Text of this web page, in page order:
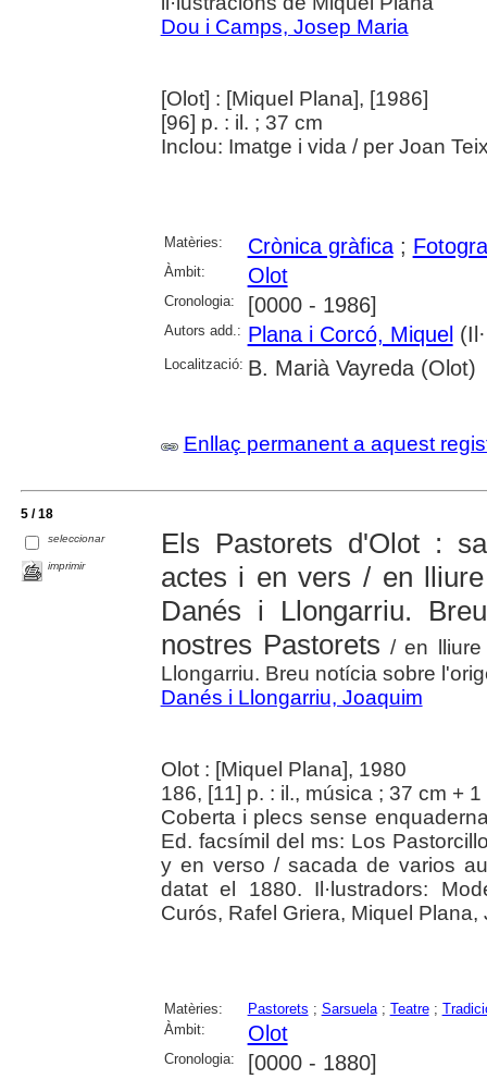
Dou i Camps, Josep Maria
[Olot] : [Miquel Plana], [1986]
[96] p. : il. ; 37 cm
Inclou: Imatge i vida / per Joan
Matèries: Crònica gràfica;
Àmbit: Olot
Cronologia: [0000 - 1986]
Autors add.: Plana i Corcó, Miquel
Localització: B. Marià Vayreda (Olot)
Enllaç permanent a aquest
5 / 18
seleccionar
imprimir
Els Pastorets d'Olot :
actes i en vers / en
Danés i Llongarriu.
nostres Pastorets / en
Llongarriu. Breu notícia sobre
Danés i Llongarriu, Joaquim
Olot : [Miquel Plana], 1980
186, [11] p. : il., música ; 37 cm +
Coberta i plecs sense
Ed. facsímil del ms: Los
y en verso / sacada de varios
datat el 1880. Il·lustradors:
Curós, Rafel Griera, Miquel
Matèries: Pastorets ; Sarsuela; Teatre;
Àmbit:
Olot
Cronologia: [0000 - 1880]